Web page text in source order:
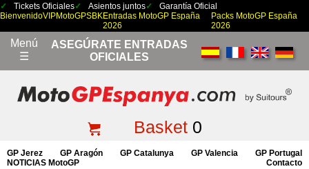
Tickets Oficiales Asientos juntos
Garantía Oficial
BienvenidoVIPMotoGPSBKEntradas MotoGP España
2026
Packs MotoGP España
2026
Menú
☰
ASEGÚRATE ENTRADAS
OFICIALES
Basket0
GP Jerez GP Aragón GP Catalunya GP Valencia
GP Portugal
NOTICIAS MotoGP
Contacto